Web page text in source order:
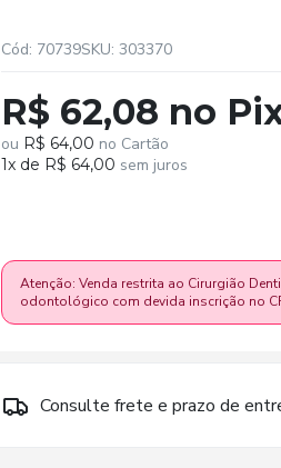
Cód: 70739SKU: 303370
R$ 62,08 no
ou R$ 64,00 no Cartão
1x de R$ 64,00 sem juros
Atenção: Venda restrita ao Cirurgião
odontológico com devida inscrição no
Consulte frete e prazo de